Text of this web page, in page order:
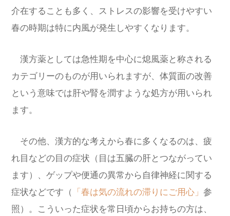
介在することも多く、ストレスの影響を受けやすい
春の時期は特に内風が発生しやすくなります。
漢方薬としては急性期を中心に熄風薬と称される
カテゴリーのものが用いられますが、体質面の改善
という意味では肝や腎を潤すような処方が用いられ
ます。
その他、漢方的な考えから春に多くなるのは、疲
れ目などの目の症状（目は五臓の肝とつながってい
ます）、ゲップや便通の異常から自律神経に関する
症状などです（
「春は気の流れの滞りにご用心」 参
照）。こういった症状を常日頃からお持ちの方は、